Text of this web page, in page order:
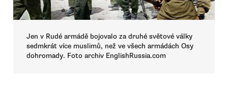
Jen v Rudé armádě bojovalo za druhé světové války
sedmkrát více muslimů, než ve všech armádách Osy
dohromady. Foto archiv EnglishRussia.com